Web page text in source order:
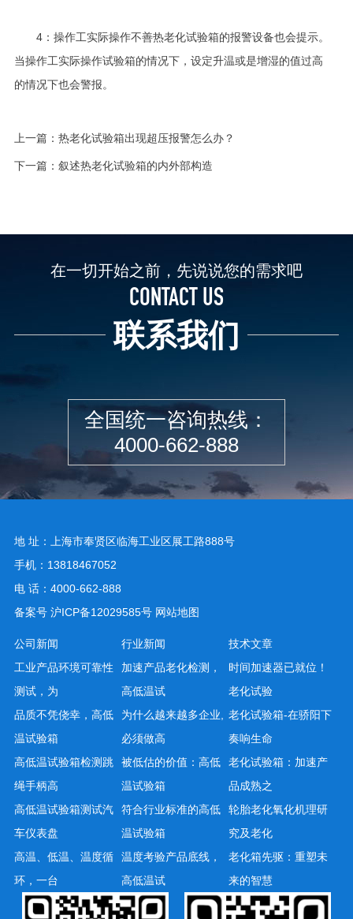
4：操作工实际操作不善热老化试验箱的报警设备也会提示。
当操作工实际操作试验箱的情况下，设定升温或是增湿的值过高
的情况下也会警报。
上一篇： 热老化试验箱出现超压报警怎么办？
下一篇： 叙述热老化试验箱的内外部构造
在一切开始之前，先说说您的需求吧
CONTACT US
联系我们
全国统一咨询热线：
4000-662-888
地 址：上海市奉贤区临海工业区展工路888号
手机：13818467052
电 话：4000-662-888
备案号 沪ICP备12029585号 网站地图
公司新闻
工业产品环境可靠性
测试，为
品质不凭侥幸，高低
温试验箱
高低温试验箱检测跳
绳手柄高
高低温试验箱测试汽
车仪表盘
高温、低温、温度循
环，一台
行业新闻
加速产品老化检测，
高低温试
为什么越来越多企业,
必须做高
被低估的价值：高低
温试验箱
符合行业标准的高低
温试验箱
温度考验产品底线，
高低温试
技术文章
时间加速器已就位！
老化试验
老化试验箱-在骄阳下
奏响生命
老化试验箱：加速产
品成熟之
轮胎老化氧化机理研
究及老化
老化箱先驱：重塑未
来的智慧